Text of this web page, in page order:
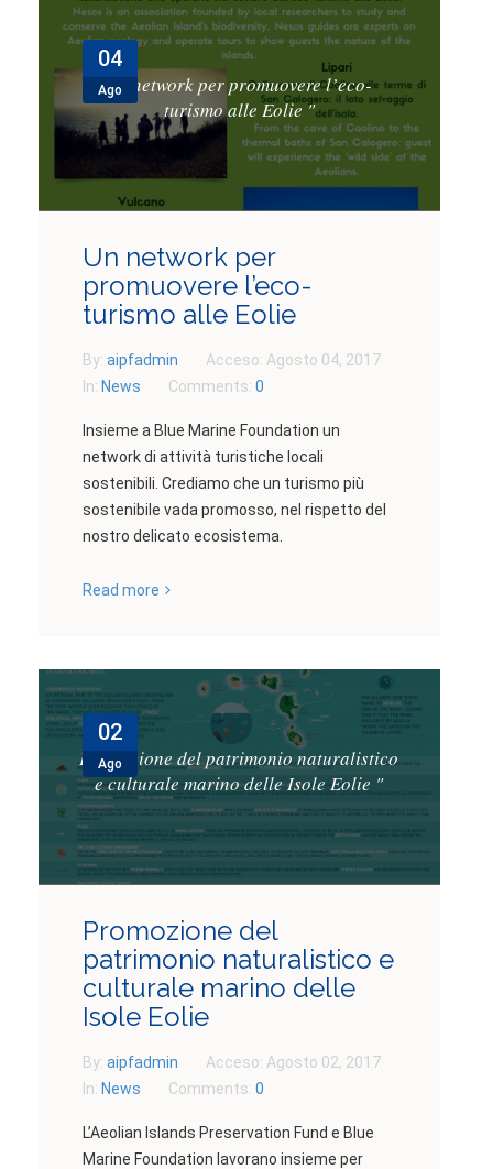
04
Ago
Un network per promuovere l’eco-
turismo alle Eolie"
Un network per
promuovere l’eco-
turismo alle Eolie
By: aipfadmin Acceso: Agosto 04, 2017
In: News Comments: 0
Insieme a Blue Marine Foundation un
network di attività turistiche locali
sostenibili. Crediamo che un turismo più
sostenibile vada promosso, nel rispetto del
nostro delicato ecosistema.
Read more
02
Ago
Promozione del patrimonio naturalistico
e culturale marino delle Isole Eolie "
Promozione del
patrimonio naturalistico e
culturale marino delle
Isole Eolie
By: aipfadmin Acceso: Agosto 02, 2017
In: News Comments: 0
L’Aeolian Islands Preservation Fund e Blue
Marine Foundation lavorano insieme per